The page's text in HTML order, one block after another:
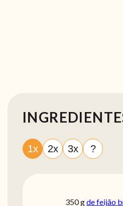
1x 2x 3x ?
350gde feijão